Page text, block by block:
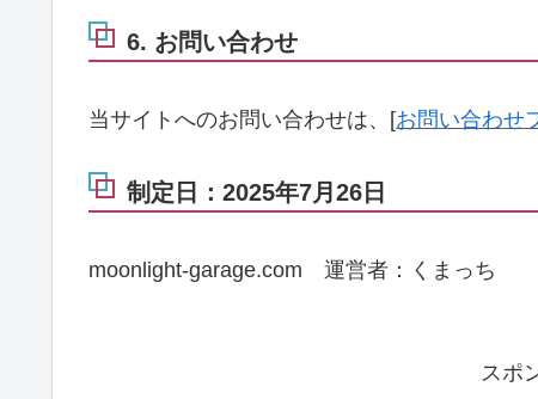
6. お問い合わせ
当サイトへのお問い合わせは、[お問い合わせ
制定日：2025年7月26日
moonlight-garage.com 運営者：くまっち
スポ